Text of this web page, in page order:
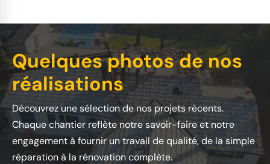
Quelques photos de nos
réalisations
Découvrez une sélection de nos projets récents.
Chaque chantier reflète notre savoir-faire et notre
engagement à fournir un travail de qualité, de la simple
réparation à la rénovation complète.